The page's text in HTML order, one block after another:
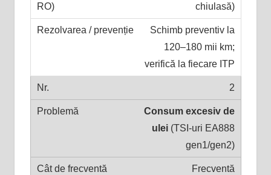
chiulasă)
Schimb preventiv la
120–180 mii km;
verifică la fiecare ITP
2
Consum excesiv de
ulei(TSI-uri EA888
gen1/gen2)
Frecventă